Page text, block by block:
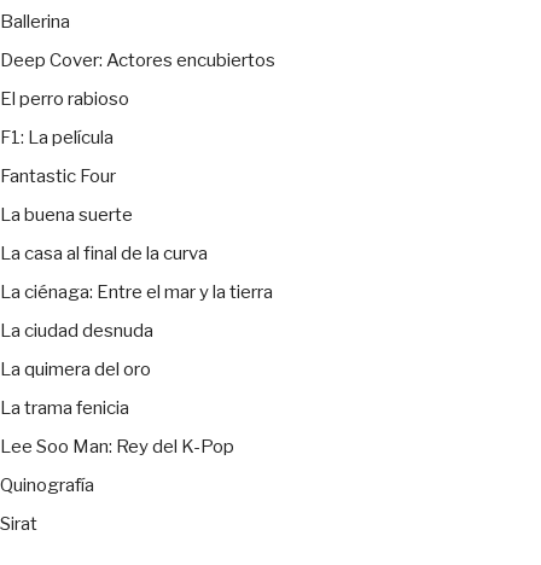
Ballerina
Deep Cover: Actores encubiertos
El perro rabioso
F1: La película
Fantastic Four
La buena suerte
La casa al final de la curva
La ciénaga: Entre el mar y la tierra
La ciudad desnuda
La quimera del oro
La trama fenicia
Lee Soo Man: Rey del K-Pop
Quinografía
Sirat